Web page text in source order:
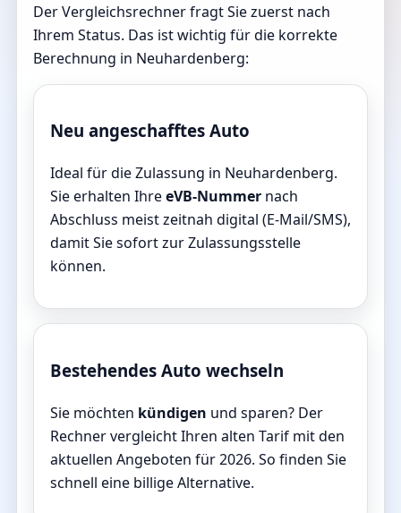
Der Vergleichsrechner fragt Sie zuerst nach
Ihrem Status. Das ist wichtig für die korrekte
Berechnung in Neuhardenberg:
Neu angeschafftes Auto
Ideal für die Zulassung in Neuhardenberg.
Sie erhalten IhreeVB-Nummer nach
Abschluss meist zeitnah digital (E-Mail/SMS),
damit Sie sofort zur Zulassungsstelle
können.
Bestehendes Auto wechseln
Sie möchten kündigen und sparen? Der
Rechner vergleicht Ihren alten Tarif mit den
aktuellen Angeboten für 2026. So finden Sie
schnell eine billige Alternative.